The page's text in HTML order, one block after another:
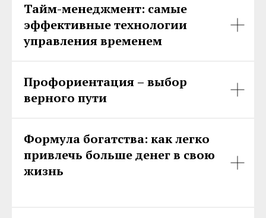
Тайм-менеджмент: самые
эффективные технологии
управления временем
Профориентация – выбор
верного пути
Формула богатства: как легко
привлечь больше денег в свою
жизнь